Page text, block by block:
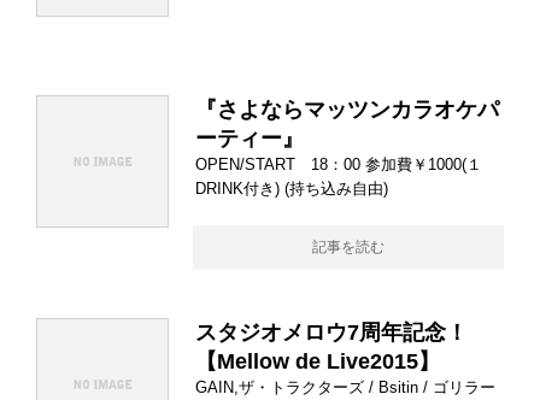
『さよならマッツンカラオケパ
ーティー』
OPEN/START 18：00 参加費￥1000(１
DRINK付き) (持ち込み自由)
記事を読む
スタジオメロウ7周年記念！
【Mellow de Live2015】
GAIN,ザ・トラクターズ / Bsitin / ゴリラー